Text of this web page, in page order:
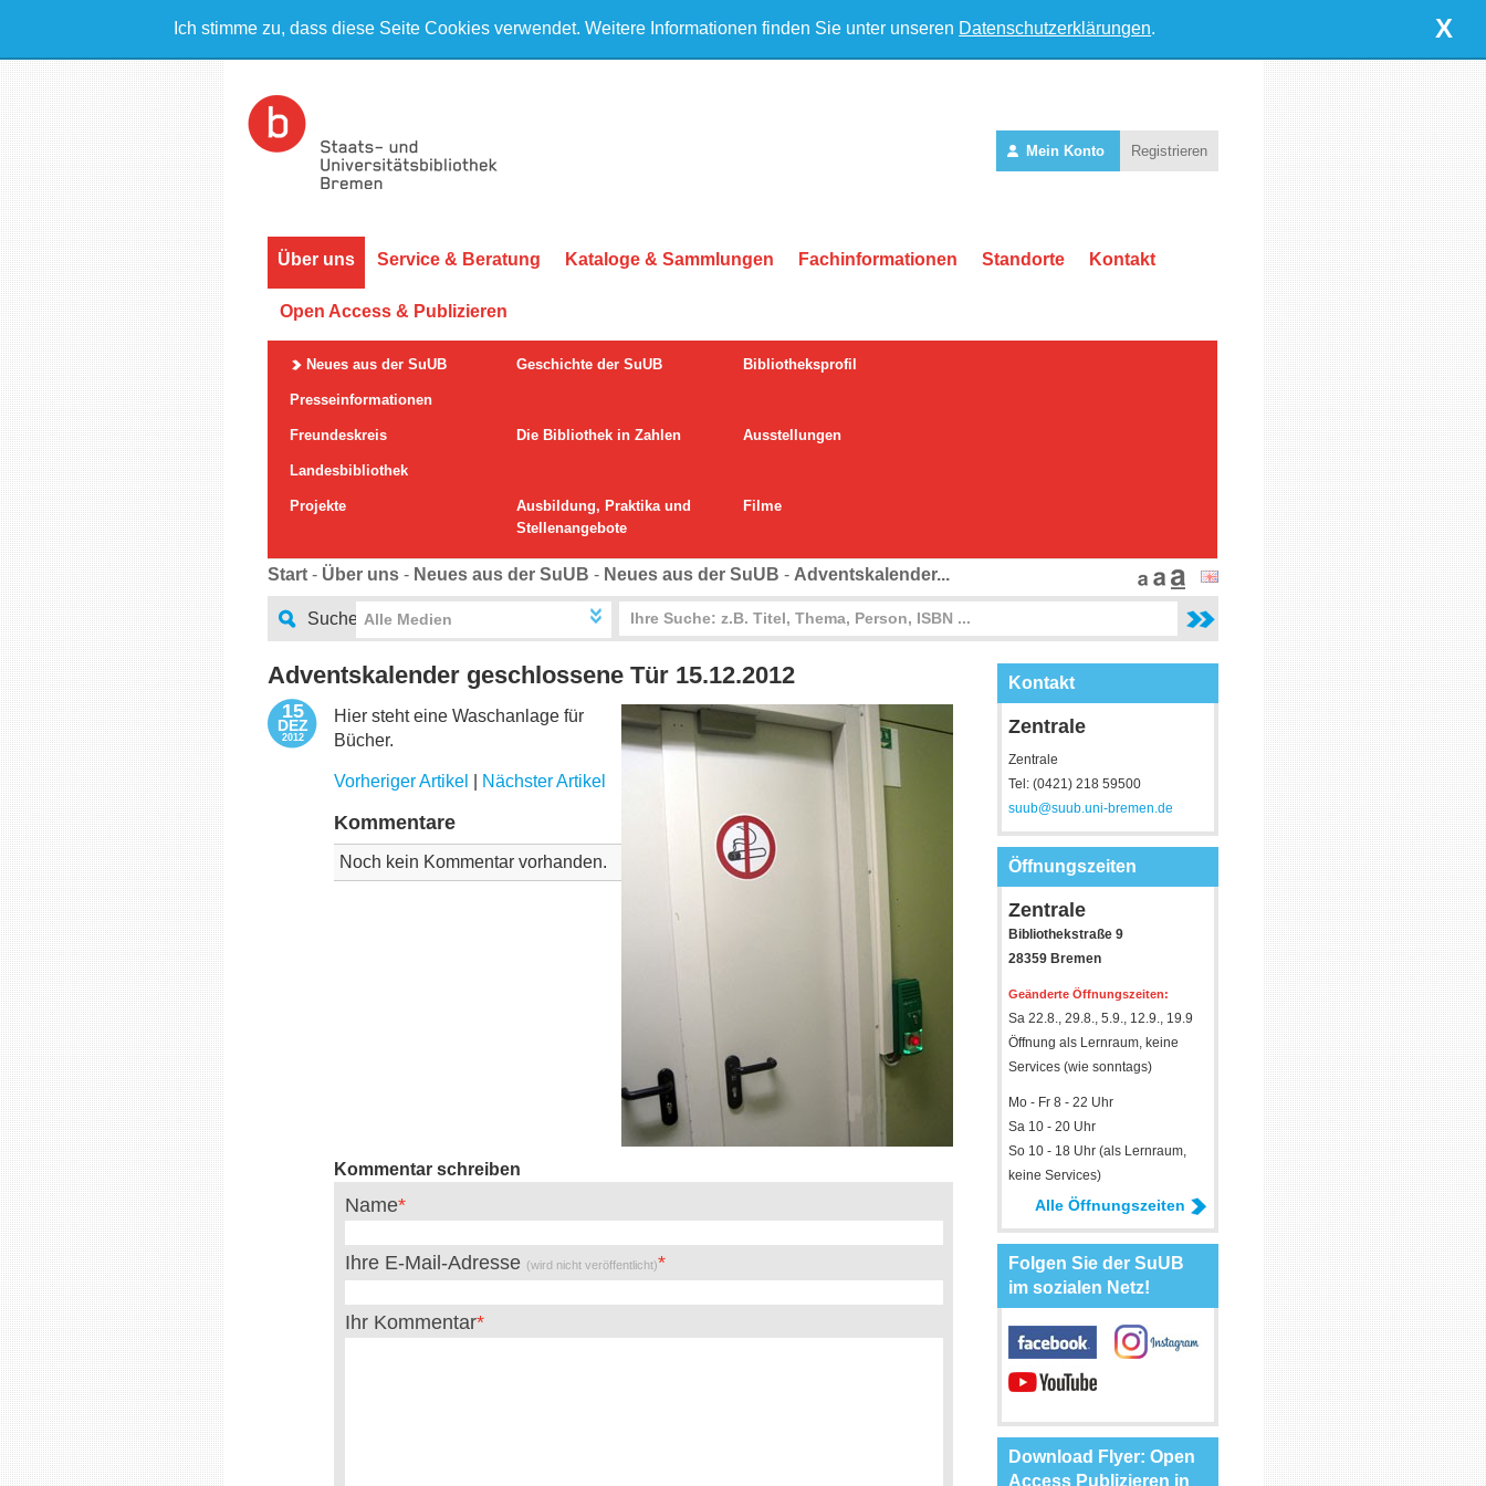
Ich stimme zu, dass diese Seite Cookies verwendet. Weitere Informationen finden Sie unter unseren Datenschutzerklärungen. X
Mein Konto Registrieren
Über uns Service & Beratung Kataloge & Sammlungen Fachinformationen Standorte Kontakt
Open Access & Publizieren
Neues aus der SuUB Geschichte der SuUB Bibliotheksprofil
Presseinformationen
Freundeskreis Die Bibliothek in Zahlen Ausstellungen
Landesbibliothek
Projekte Ausbildung, Praktika und
Stellenangebote
Filme
Start - Über uns - Neues aus der SuUB - Neues aus der SuUB - Adventskalender...
Suche Alle Medien
Adventskalender geschlossene Tür 15.12.2012
15
DEZ
2012
Hier steht eine Waschanlage für
Bücher.
Vorheriger Artikel Nächster Artikel
Kommentare
Noch kein Kommentar vorhanden.
Kommentar schreiben
Name
Ihre E-Mail-Adresse (wird nicht veröffentlicht)
Ihr Kommentar
Kontakt
Zentrale
Zentrale
Tel: (0421) 218 59500
suub@suub.uni-bremen.de
Öffnungszeiten
Zentrale
Bibliothekstraße 9
28359 Bremen
Geänderte Öffnungszeiten:
Sa 22.8., 29.8., 5.9., 12.9., 19.9
Öffnung als Lernraum, keine
Services (wie sonntags)
Mo - Fr 8 - 22 Uhr
Sa 10 - 20 Uhr
So 10 - 18 Uhr (als Lernraum,
keine Services)
Alle Öffnungszeiten
Folgen Sie der SuUB
im sozialen Netz!
Download Flyer: Open
Access Publizieren in